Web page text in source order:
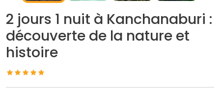
2 jours 1 nuit à Kanchanaburi :
découverte de la nature et
histoire